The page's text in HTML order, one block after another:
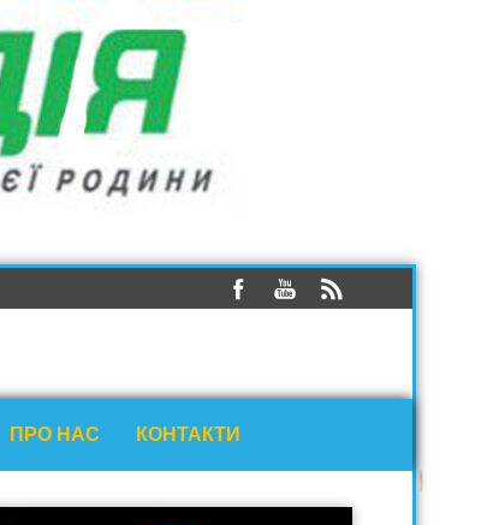
ПРО НАС КОНТАКТИ